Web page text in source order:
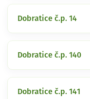
Dobratice č.p. 14
Dobratice č.p. 140
Dobratice č.p. 141